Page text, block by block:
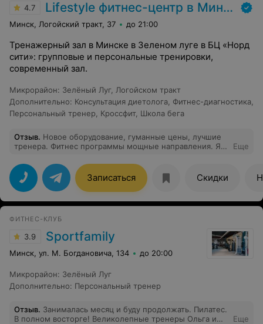
4.7 Lifestyle фитнес-центр в Минске
Минск, Логойский тракт, 37 до 21:00
Тренажерный зал в Минске в Зеленом луге в БЦ «Норд
сити»: групповые и персональные тренировки,
современный зал.
Микрорайон: Зелёный Луг, Логойском тракт
Дополнительно: Консультация диетолога Фитнес-диагностика
Персональный тренер
Кроссфит, Школа бега
Отзыв. Новое оборудование, гуманные цены, лучшие
тренера. Фитнес программы мощные направления. Я
себе, не хватает скамеек, вентиляция плохая.
Еще
Записаться Скидки
ФИТНЕС-КЛУБ
3.9 Sportfamily
Минск, ул. М. Богдановича, 134 до 20:00
Микрорайон: Зелёный Луг
Дополнительно: Персональный тренер
Отзыв. Занималась месяц и буду продолжать. Пилатес.
В полном восторге! Великолепные тренеры Ольга и
Еще